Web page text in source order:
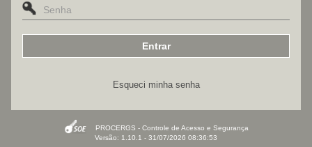
Esqueci minha senha
PROCERGS - Controle de Acesso e Segurança
Versão: 1.10.1 - 31/07/2026 08:36:53